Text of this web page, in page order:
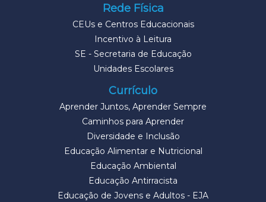
Rede Física
CEUs e Centros Educacionais
Incentivo à Leitura
SE - Secretaria de Educação
Unidades Escolares
Currículo
Aprender Juntos, Aprender Sempre
Caminhos para Aprender
Diversidade e Inclusão
Educação Alimentar e Nutricional
Educação Ambiental
Educação Antirracista
Educação de Jovens e Adultos - EJA